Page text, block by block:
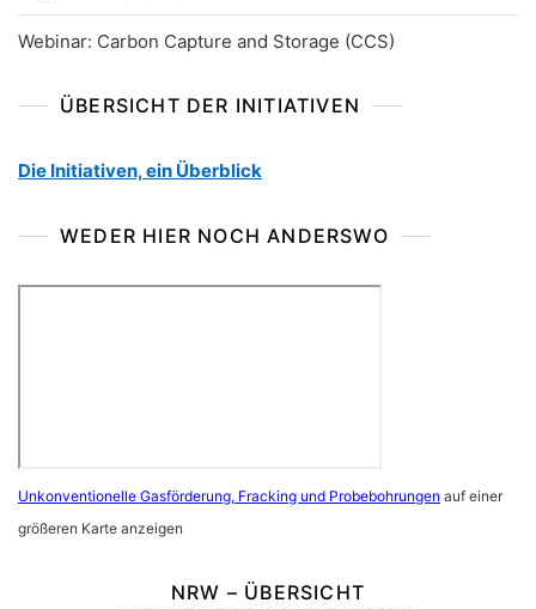
Webinar: Carbon Capture and Storage (CCS)
ÜBERSICHT DER INITIATIVEN
Die Initiativen, ein Überblick
WEDER HIER NOCH ANDERSWO
Unkonventionelle Gasförderung, Fracking und Probebohrungen auf einer
größeren Karte anzeigen
NRW – ÜBERSICHT